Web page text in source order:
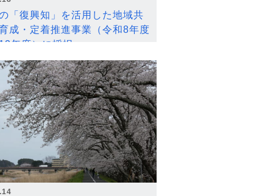
「復興知」を活用した地域共
成・定着推進事業（令和8年度
年度）に採択